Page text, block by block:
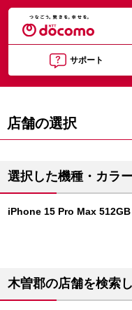
サポート
店舗の選択
選択した機種・カラ
iPhone 15 Pro Max 512GB
木曽郡の店舗を検索